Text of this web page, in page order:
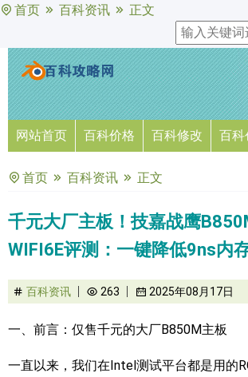
首页 百科资讯 正文
网站首页 百科价格 百科修改 百科
首页 百科资讯 正文
千元大厂主板！技嘉战鹰
WIFI6E评测：一键降低9ns内
百科资讯 263 2025年08月17日
一、前言：仅售千元的大厂B850M主板
一直以来，我们在Intel测试平台都是用的